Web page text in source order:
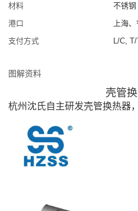
材料
不锈钢
港口
上海
支付方式
L/C,
图解资料
壳管
杭州沈氏自主研发壳管换热器